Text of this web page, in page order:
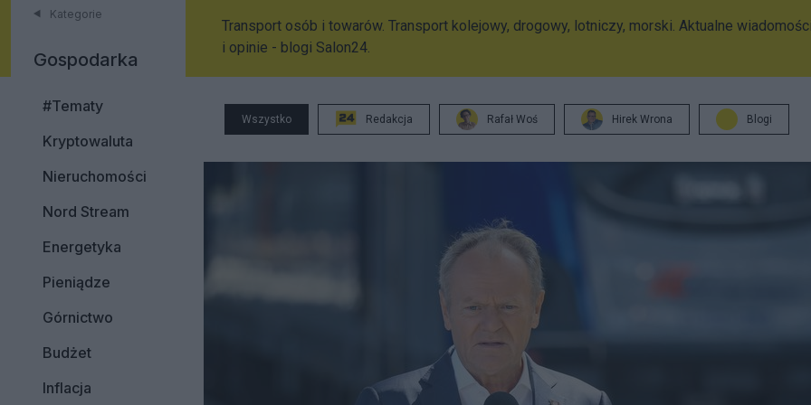
Kategorie
Gospodarka
#Tematy
Kryptowaluta
Nieruchomości
Nord Stream
Energetyka
Pieniądze
Górnictwo
Budżet
Inflacja
Transport osób i towarów. Transport kolejowy, drogowy, lotniczy, morski. Aktualne
i opinie - blogi Salon24.
Wszystko Redakcja Rafał Woś Hirek Wrona Blogi